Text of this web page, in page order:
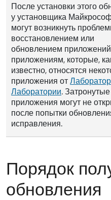
После установки этого
у установщика
могут возникнуть
восстановлением или
обновлением
приложениям, которые,
известно, относятся
приложения от
Лаборатории. Затронутые
приложения могут не
после попытки
исправления.
Порядок
обновления